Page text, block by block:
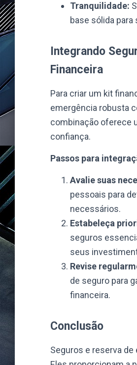
Tranquilidade:
base sólida
Integrando
Financeira
Para criar um kit
emergência robusta
combinação oferece
confiança.
Passos para
Avalie suas
pessoais para
necessários.
Estabeleça
seguros
seus
Revise
de seguro para
financeira.
Conclusão
Seguros e reserva